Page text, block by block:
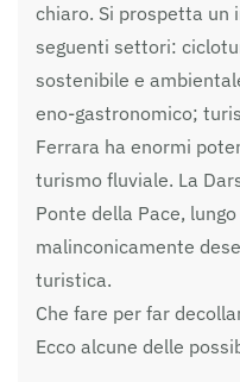
chiaro. Si prospetta un
seguenti settori:
sostenibile e
eno-gastronomico;
Ferrara ha enormi
turismo fluviale. La
Ponte della Pace,
malinconicamente
turistica.
Che fare per far
Ecco alcune delle